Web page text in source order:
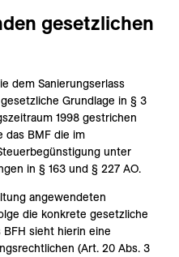
gesetzlichen
dem Sanierungserlass
Grundlage in § 3
1998 gestrichen
BMF die im
unter
in § 163 und § 227 AO.
angewendeten
die konkrete gesetzliche
BFH sieht hierin eine
(Art. 20 Abs. 3